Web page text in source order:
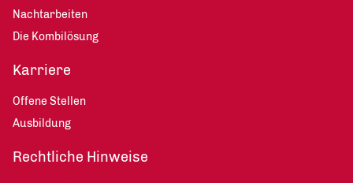
Nachtarbeiten
Die Kombilösung
Karriere
Offene Stellen
Ausbildung
Rechtliche Hinweise